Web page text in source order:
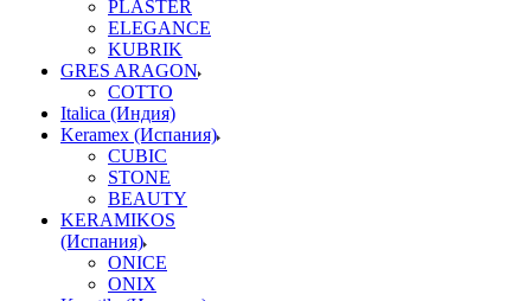
PLASTER
ELEGANCE
KUBRIK
GRES ARAGON
COTTO
Italica (Индия)
Keramex (Испания)
CUBIC
STONE
BEAUTY
KERAMIKOS
(Испания)
ONICE
ONIX